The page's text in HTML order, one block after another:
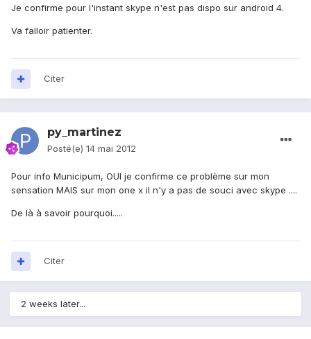
Je confirme pour l'instant skype n'est pas dispo sur android 4.
Va falloir patienter.
Citer
py_martinez
Posté(e) 14 mai 2012
Pour info Municipum, OUI je confirme ce problème sur mon
sensation MAIS sur mon one x il n'y a pas de souci avec skype ....
De là à savoir pourquoi.....
Citer
2 weeks later...